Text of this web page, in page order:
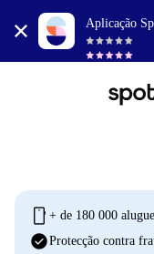
Aplicação
mobile + de 180 000
check_circleProtecção contra